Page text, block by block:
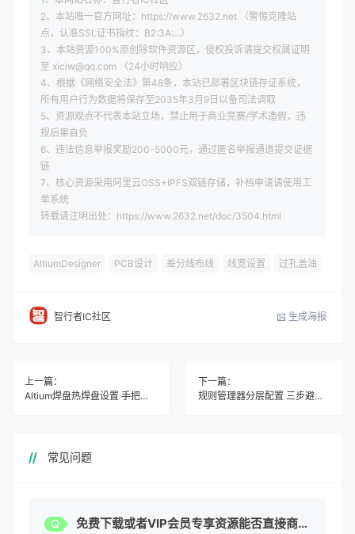
2、本站唯一官方网址：https://www.2632.net （警惕克隆站
点，认准SSL证书指纹：B2:3A:...）
3、本站资源100%原创除软件资源区，侵权投诉请提交权属证明
至 xiciw@qq.com （24小时响应）
4、根据《网络安全法》第48条，本站已部署区块链存证系统，
所有用户行为数据将保存至2035年3月9日以备司法调取
5、资源观点不代表本站立场，禁止用于商业竞赛/学术造假，违
规后果自负
6、违法信息举报奖励200-5000元，通过匿名举报通道提交证据
链
7、核心资源采用阿里云OSS+IPFS双链存储，补档申请请使用工
单系统
转载请注明出处：https://www.2632.net/doc/3504.html
AltiumDesigner PCB设计 差分线布线 线宽设置 过孔盖油
智行者IC社区 生成海报
上一篇：
Altium焊盘热焊盘设置 手把手教你避开短路坑
下一篇：
规则管理器分层配置 三步避开父子规则冲突
常见问题
免费下载或者VIP会员专享资源能否直接商用？